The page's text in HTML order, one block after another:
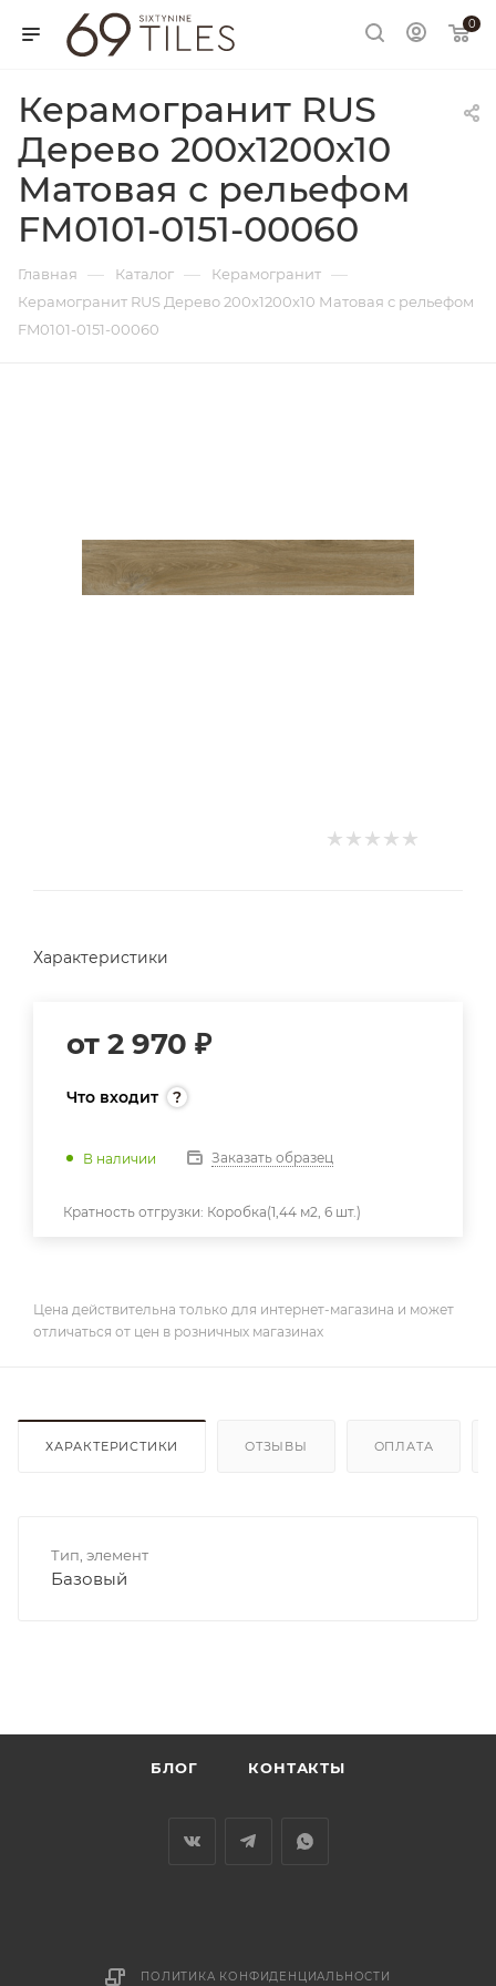
0
Керамогранит RUS
Дерево 200х1200х10
Матовая с рельефом
FM0101-0151-00060
Главная — Каталог — Керамогранит —
Керамогранит RUS Дерево 200х1200х10 Матовая с рельефом
FM0101-0151-00060
Характеристики
от 2 970 ₽
Что входит
В наличии Заказать образец
Кратность отгрузки: Коробка(1,44 м2, 6 шт.)
Цена действительна только для интернет-магазина и может
отличаться от цен в розничных магазинах
ХАРАКТЕРИСТИКИ ОТЗЫВЫ ОПЛАТА
Тип, элемент
Базовый
БЛОГ КОНТАКТЫ
ПОЛИТИКА КОНФИДЕНЦИАЛЬНОСТИ